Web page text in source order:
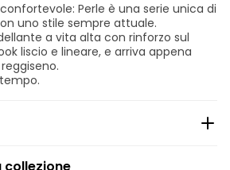
Perle è una serie unica di
uno stile sempre attuale.
a vita alta con rinforzo sul
liscio e lineare, e arriva appena